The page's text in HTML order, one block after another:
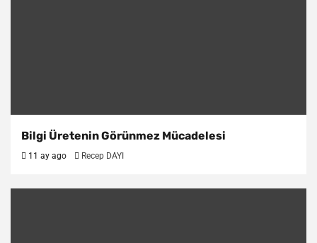
Bilgi Üretenin Görünmez Mücadelesi
11 ay ago Recep DAYI